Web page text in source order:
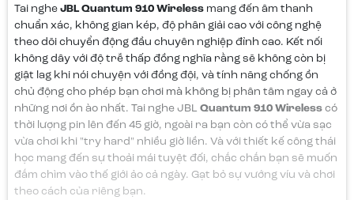
Tai ngheJBL Quantum 910 Wireless mang đến âm thanh
chuẩn xác, không gian kép, độ phân giải cao với công nghệ
theo dõi chuyển động đầu chuyên nghiệp đỉnh cao. Kết nối
không dây với độ trễ thấp đồng nghĩa rằng sẽ không còn bị
giật lag khi nói chuyện với đồng đội, và tính năng chống ồn
chủ động cho phép bạn chơi mà không bị phân tâm ngay cả ở
những nơi ồn ào nhất. Tai nghe JBL Quantum 910 Wirelesscó
thời lượng pin lên đến 45 giờ, ngoài ra bạn còn có thể vừa sạc
vừa chơi khi "try hard" nhiều giờ liền. Và với thiết kế công thái
học mang đến sự thoải mái tuyệt đối, chắc chắn bạn sẽ muốn
đắm chìm vào thế giới ảo cả ngày. Gạt bỏ sự vướng víu và chơi
theo cách của riêng bạn.